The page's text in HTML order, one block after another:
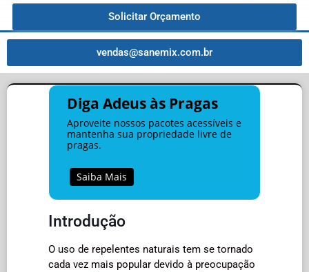
Solicitar Orçamento
vendas@sanemix.com.br
Diga Adeus às Pragas
Aproveite nossos pacotes acessíveis e
mantenha sua propriedade livre de
pragas.
Saiba Mais
Introdução
O uso de repelentes naturais tem se tornado
cada vez mais popular devido à preocupação